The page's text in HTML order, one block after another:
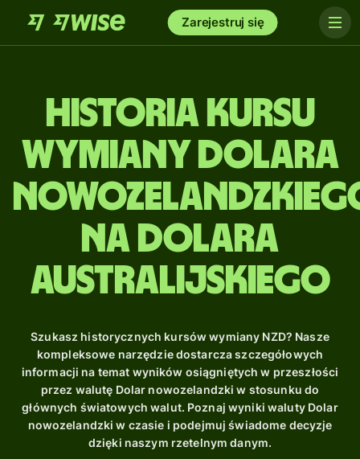
Zarejestruj się
Historia kursu
wymiany dolara
na dolara
australijskiego
Szukasz historycznych kursów wymiany NZD? Nasze
kompleksowe narzędzie dostarcza szczegółowych
informacji na temat wyników osiągniętych w przeszłości
przez walutę Dolar nowozelandzki w stosunku do
głównych światowych walut. Poznaj wyniki waluty Dolar
nowozelandzki w czasie i podejmuj świadome decyzje
dzięki naszym rzetelnym danym.